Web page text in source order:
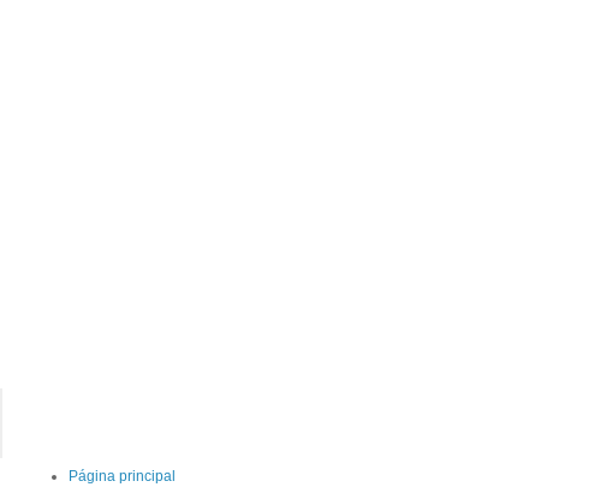
Página principal